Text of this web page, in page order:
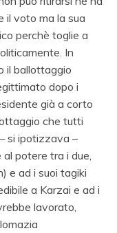
il voto ma la sua
perchè toglie a
In
il ballottaggio
dopo i
già a corto
che tutti
si ipotizzava –
potere tra i due,
e ad i suoi tagiki
a Karzai e ad i
lavorato,